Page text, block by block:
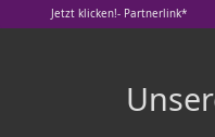
Jetzt klicken!- Partnerlink*